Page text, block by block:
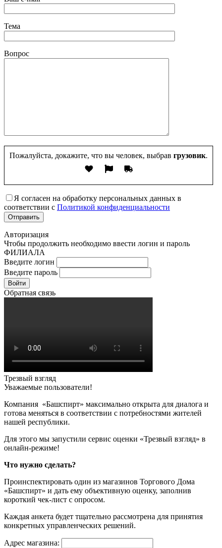
Тема
Вопрос
Пожалуйста, докажите, что вы человек, выбрав грузовик.
Я согласен на обработку персональных данных в
соответствии с Политикой конфиденциальности
Авторизация
Чтобы продолжить необходимо ввести логин и пароль
ФИЛИАЛА
Введите логин
Введите пароль
Войти
Обратная связь
Трезвый взгляд
Уважаемые пользователи!
Компания «Башспирт» максимально открыта для диалога и
готова меняться в соответствии с потребностями жителей
нашей республики.
Для этого мы запустили сервис оценки «Трезвый взгляд» в
онлайн-режиме!
Что нужно сделать?
Проинспектировать один из магазинов Торгового Дома
«Башспирт» и дать ему объективную оценку, заполнив
короткий чек-лист с опросом.
Каждая анкета будет тщательно рассмотрена для принятия
конкретных управленческих решений.
Адрес магазина: